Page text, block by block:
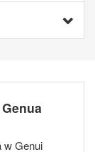
w Genui